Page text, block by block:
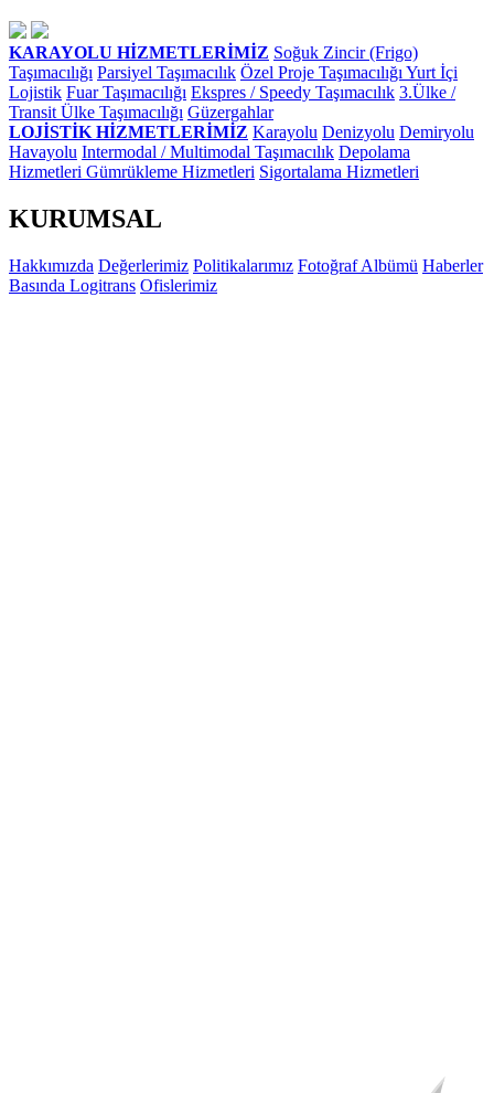
KARAYOLU HİZMETLERİMİZ Soğuk Zincir (Frigo)
Taşımacılığı Parsiyel Taşımacılık Özel Proje Taşımacılığı Yurt İçi
Lojistik Fuar Taşımacılığı Ekspres / Speedy Taşımacılık 3.Ülke /
Transit Ülke Taşımacılığı Güzergahlar
LOJİSTİK HİZMETLERİMİZ Karayolu Denizyolu Demiryolu
Havayolu Intermodal / Multimodal Taşımacılık Depolama
Hizmetleri Gümrükleme Hizmetleri Sigortalama Hizmetleri
KURUMSAL
Hakkımızda Değerlerimiz Politikalarımız Fotoğraf Albümü Haberler
Basında Logitrans Ofislerimiz